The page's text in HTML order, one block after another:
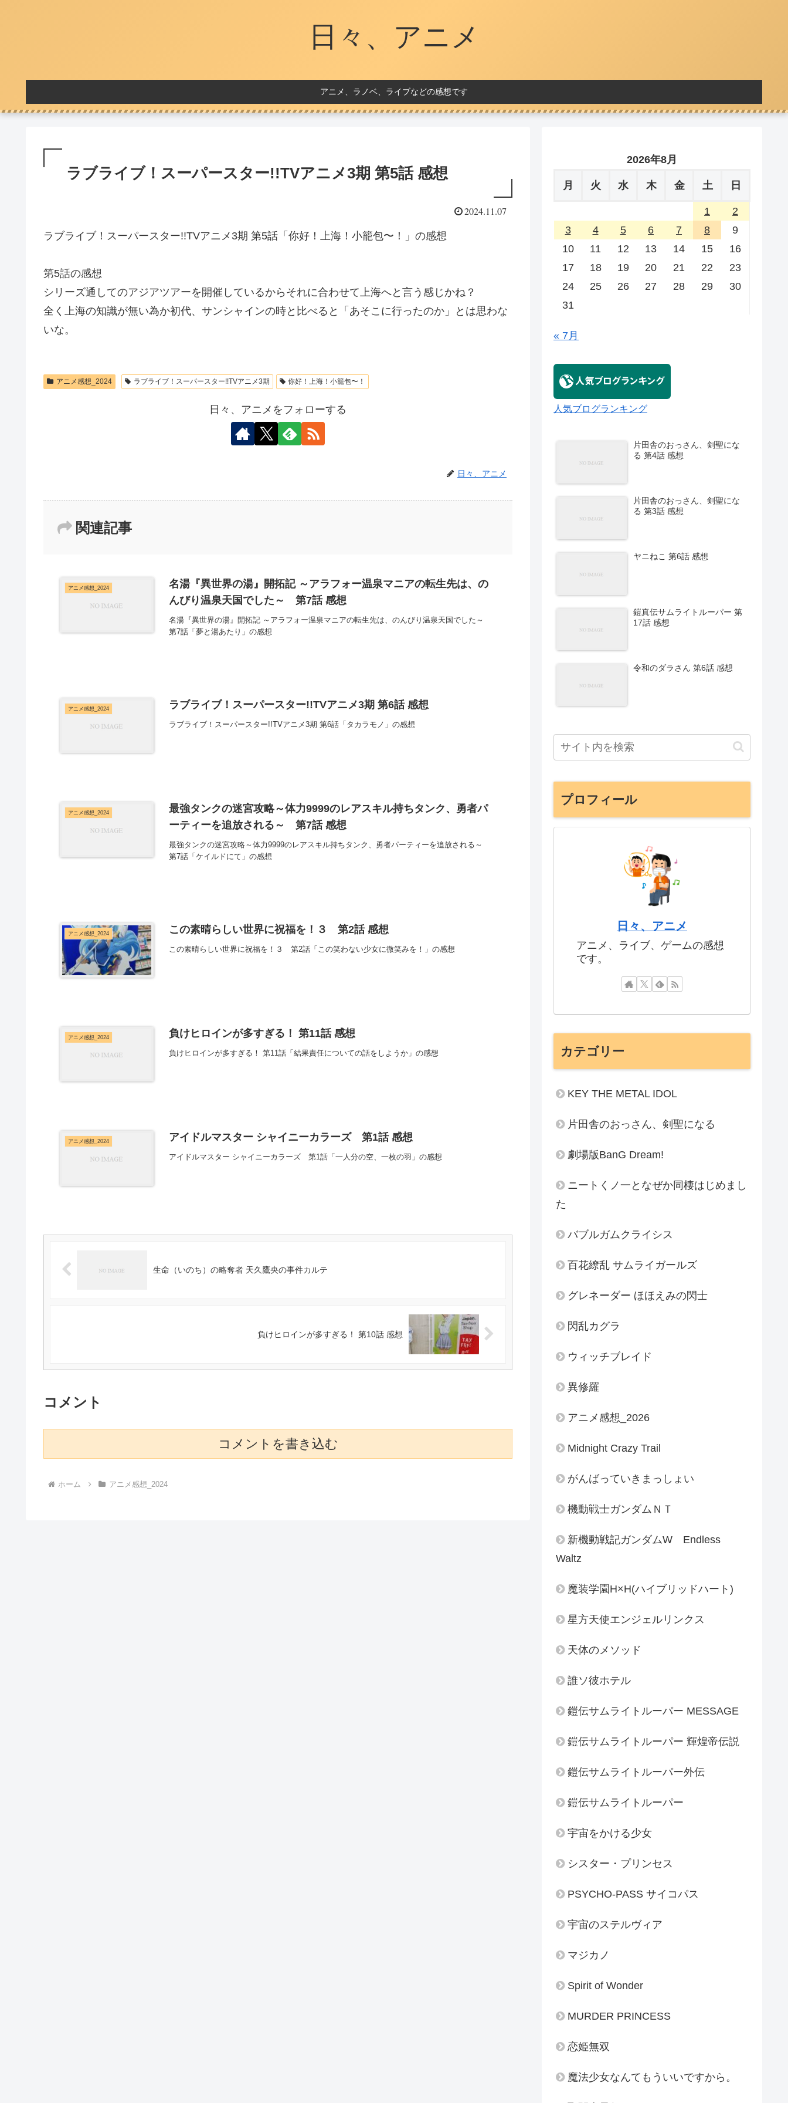
日々、アニメ
アニメ、ラノベ、ライブなどの感想です
ラブライブ！スーパースター!!TVアニメ3期 第5話 感想
2024.11.07
ラブライブ！スーパースター!!TVアニメ3期 第5話「你好！上海！小籠包〜！」の感想
第5話の感想
シリーズ通してのアジアツアーを開催しているからそれに合わせて上海へと言う感じかね？
全く上海の知識が無い為か初代、サンシャインの時と比べると「あそこに行ったのか」とは思わな
いな。
アニメ感想_2024 ラブライブ！スーパースター!!TVアニメ3期 你好！上海！小籠包〜！
日々、アニメをフォローする
日々、アニメ
関連記事
アニメ感想_2024
名湯『異世界の湯』開拓記 ～アラフォー温泉マニアの転生先は、の
んびり温泉天国でした～ 第7話 感想
名湯『異世界の湯』開拓記 ～アラフォー温泉マニアの転生先は、のんびり温泉天国でした～
第7話「夢と湯あたり」の感想
アニメ感想_2024 ラブライブ！スーパースター!!TVアニメ3期 第6話 感想
ラブライブ！スーパースター!!TVアニメ3期 第6話「タカラモノ」の感想
アニメ感想_2024
最強タンクの迷宮攻略～体力9999のレアスキル持ちタンク、勇者パ
ーティーを追放される～ 第7話 感想
最強タンクの迷宮攻略～体力9999のレアスキル持ちタンク、勇者パーティーを追放される～
第7話「ケイルドにて」の感想
アニメ感想_2024 この素晴らしい世界に祝福を！３ 第2話 感想
この素晴らしい世界に祝福を！３ 第2話「この笑わない少女に微笑みを！」の感想
アニメ感想_2024 負けヒロインが多すぎる！ 第11話 感想
負けヒロインが多すぎる！ 第11話「結果責任についての話をしようか」の感想
アニメ感想_2024 アイドルマスター シャイニーカラーズ 第1話 感想
アイドルマスター シャイニーカラーズ 第1話「一人分の空、一枚の羽」の感想
生命（いのち）の略奪者 天久鷹央の事件カルテ
負けヒロインが多すぎる！ 第10話 感想
コメント
コメントを書き込む
ホーム アニメ感想_2024
2026年8月
月 火 水 木 金 土 日
1
2
3
4 5 6 7 8
9
10
11 12 13 14 15
16
17
18 19 20 21 22
23
24
25 26 27 28 29
30
31
« 7月
人気ブログランキング
片田舎のおっさん、剣聖にな
る 第4話 感想
片田舎のおっさん、剣聖にな
る 第3話 感想
ヤニねこ 第6話 感想
鎧真伝サムライトルーパー 第
17話 感想
令和のダラさん 第6話 感想
プロフィール
日々、アニメ
アニメ、ライブ、ゲームの感想
です。
カテゴリー
KEY THE METAL IDOL
片田舎のおっさん、剣聖になる
劇場版BanG Dream!
ニートくノ一となぜか同棲はじめまし
た
バブルガムクライシス
百花繚乱 サムライガールズ
グレネーダー ほほえみの閃士
閃乱カグラ
ウィッチブレイド
異修羅
アニメ感想_2026
Midnight Crazy Trail
がんばっていきまっしょい
機動戦士ガンダムＮＴ
新機動戦記ガンダムW Endless
Waltz
魔装学園H×H(ハイブリッドハート)
星方天使エンジェルリンクス
天体のメソッド
誰ソ彼ホテル
鎧伝サムライトルーパー MESSAGE
鎧伝サムライトルーパー 輝煌帝伝説
鎧伝サムライトルーパー外伝
鎧伝サムライトルーパー
宇宙をかける少女
シスター・プリンセス
PSYCHO-PASS サイコパス
宇宙のステルヴィア
マジカノ
Spirit of Wonder
MURDER PRINCESS
恋姫無双
魔法少女なんてもういいですから。